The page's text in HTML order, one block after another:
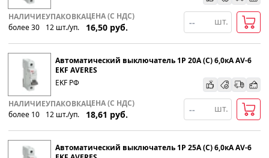
НАЛИЧИЕ
более 30
УПАКОВКА
12 шт./уп.
ЦЕНА (С НДС)
16,50 руб.
шт.
Автоматический выключатель 1P 20А (С) 6,0кА AV-6
EKF AVERES
EKF РФ
НАЛИЧИЕ
более 10
УПАКОВКА
12 шт./уп.
ЦЕНА (С НДС)
18,61 руб.
шт.
Автоматический выключатель 1P 25А (С) 6,0кА AV-6